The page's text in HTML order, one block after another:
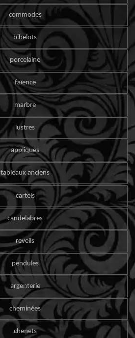
commodes
bibelots
porcelaine
faïence
marbre
lustres
appliques
tableaux anciens
cartels
candelabres
reveils
pendules
argenterie
cheminées
chenets